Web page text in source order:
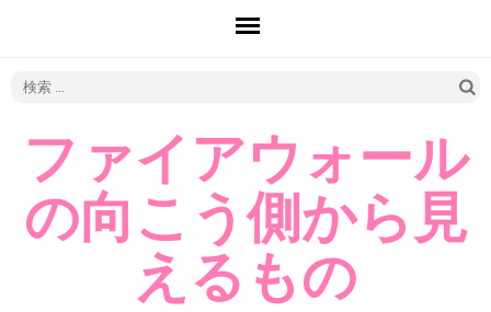
ファイアウォール
の向こう側から見
えるもの